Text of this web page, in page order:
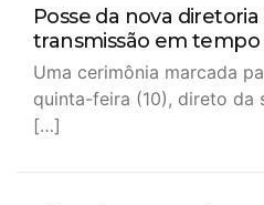
Posse da nova
transmissão em
Uma cerimônia marcada
quinta-feira (10), direto da
[…]